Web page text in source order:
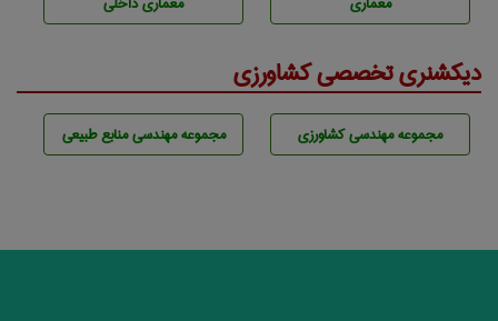
دیکشنری تخصصی کشاورزی
مجموعه مهندسی كشاورزی مجموعه مهندسی منابع طبيعی